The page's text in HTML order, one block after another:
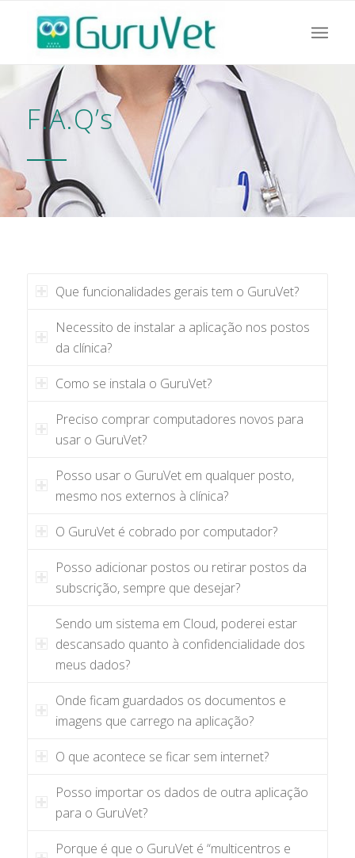
F.A.Q’s
Que funcionalidades gerais tem o GuruVet?
Necessito de instalar a aplicação nos postos
da clínica?
Como se instala o GuruVet?
Preciso comprar computadores novos para
usar o GuruVet?
Posso usar o GuruVet em qualquer posto,
mesmo nos externos à clínica?
O GuruVet é cobrado por computador?
Posso adicionar postos ou retirar postos da
subscrição, sempre que desejar?
Sendo um sistema em Cloud, poderei estar
descansado quanto à confidencialidade dos
meus dados?
Onde ficam guardados os documentos e
imagens que carrego na aplicação?
O que acontece se ficar sem internet?
Posso importar os dados de outra aplicação
para o GuruVet?
Porque é que o GuruVet é “multicentros e